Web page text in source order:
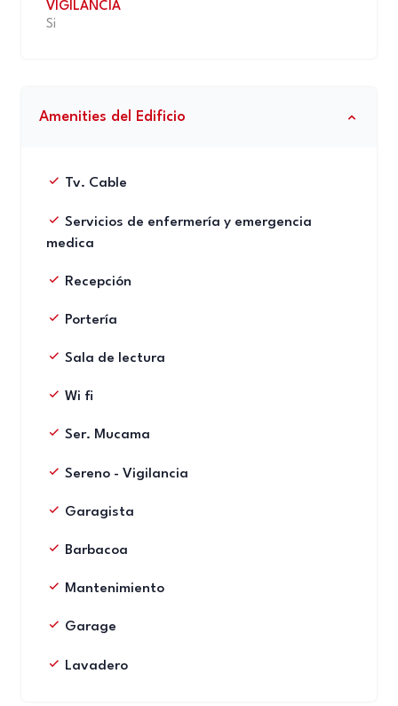
VIGILANCIA
Si
Amenities del Edificio
Tv. Cable
Servicios de enfermería y emergencia
medica
Recepción
Portería
Sala de lectura
Wi fi
Ser. Mucama
Sereno - Vigilancia
Garagista
Barbacoa
Mantenimiento
Garage
Lavadero